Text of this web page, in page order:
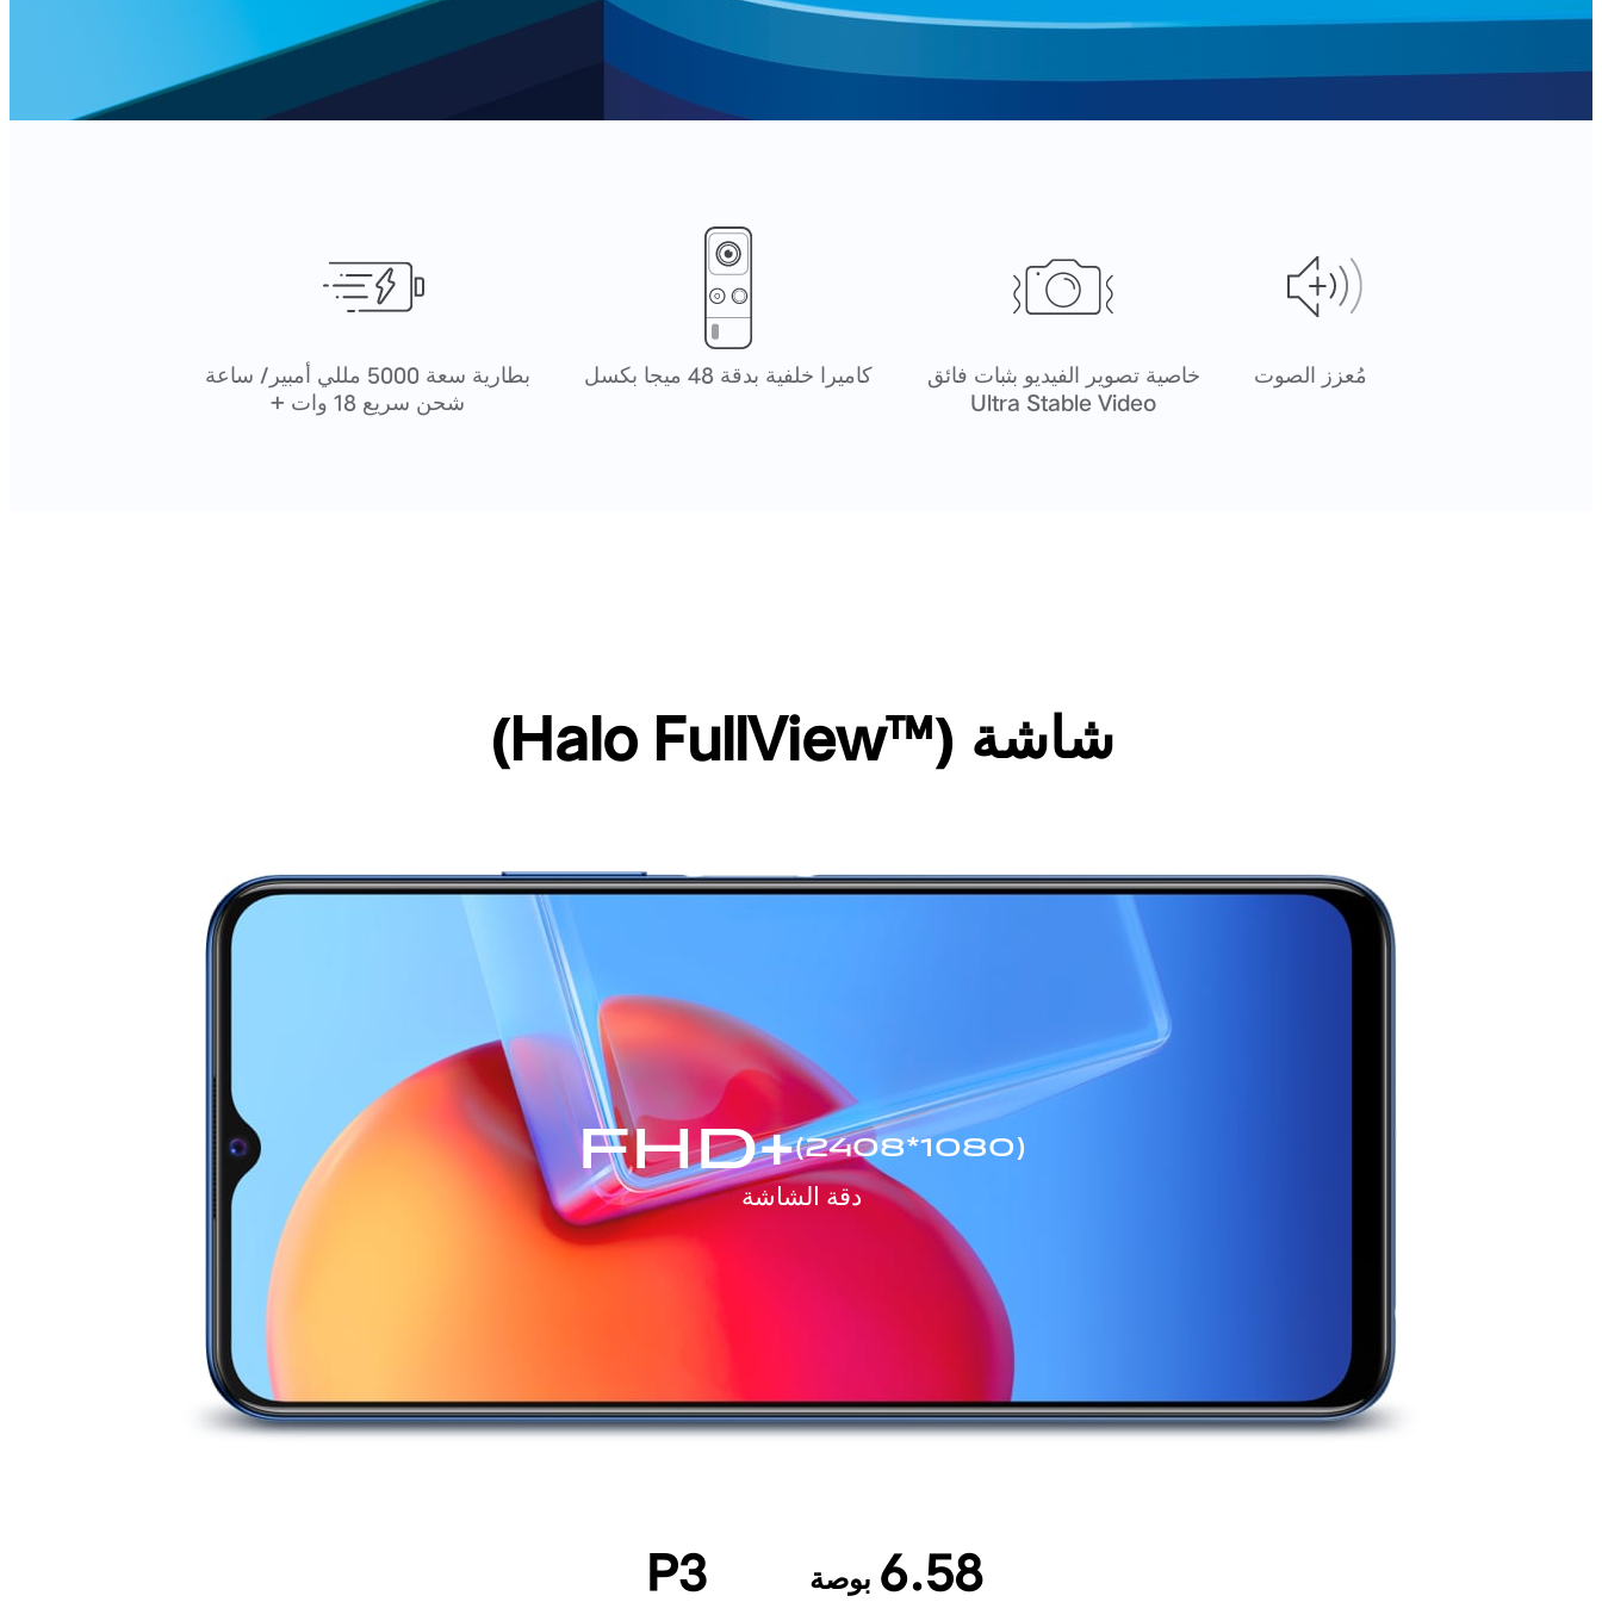
بطارية سعة 5000 مللي أمبير/ ساعة
+ شحن سريع 18 وات
كاميرا خلفية بدقة 48 ميجا بكسل
خاصية تصوير الفيديو بثبات فائق
Ultra Stable Video
مُعزز الصوت
شاشة (Halo FullView™‎)
FHD+(2408*1080)
دقة الشاشة
6.58 بوصة P3